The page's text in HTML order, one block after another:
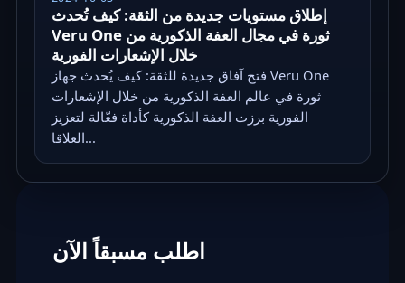
إطلاق مستويات جديدة من الثقة: كيف تُحدث
Veru One ثورة في مجال العفة الذكورية من
خلال الإشعارات الفورية
فتح آفاق جديدة للثقة: كيف يُحدث جهاز Veru One
ثورة في عالم العفة الذكورية من خلال الإشعارات
الفورية برزت العفة الذكورية كأداة فعّالة لتعزيز
العلاقا...
اطلب مسبقاً الآن